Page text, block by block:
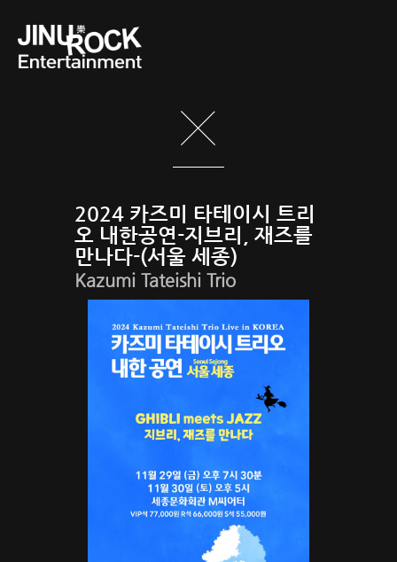
2024 카즈미 타테이시 트리
오 내한공연-지브리, 재즈를
만나다-(서울 세종)
Kazumi Tateishi Trio